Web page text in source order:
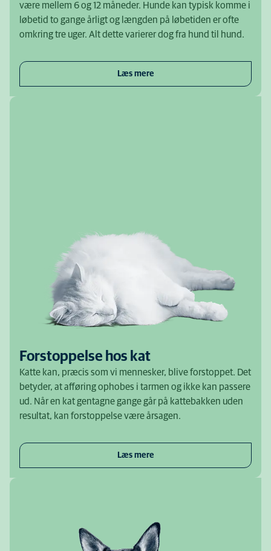
være mellem 6 og 12 måneder. Hunde kan typisk komme i
løbetid to gange årligt og længden på løbetiden er ofte
omkring tre uger. Alt dette varierer dog fra hund til hund.
Læs mere
Forstoppelse hos kat
Katte kan, præcis som vi mennesker, blive forstoppet. Det
betyder, at afføring ophobes i tarmen og ikke kan passere
ud. Når en kat gentagne gange går på kattebakken uden
resultat, kan forstoppelse være årsagen.
Læs mere